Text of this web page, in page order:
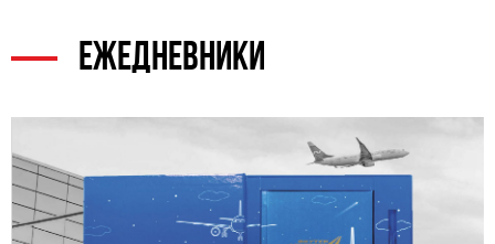
ЕЖЕДНЕВНИКИ